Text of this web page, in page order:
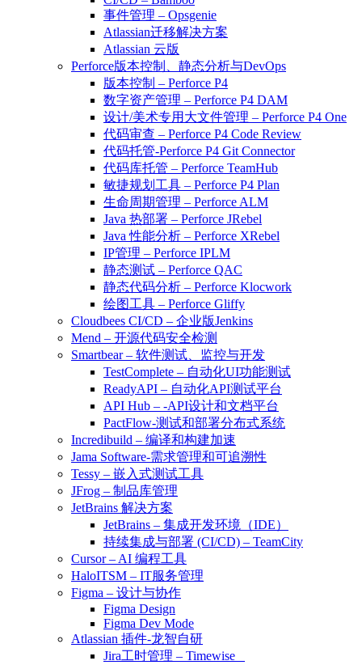
事件管理 – Opsgenie
Atlassian迁移解决方案
Atlassian 云版
Perforce版本控制、静态分析与DevOps
版本控制 – Perforce P4
数字资产管理 – Perforce P4 DAM
设计/美术专用大文件管理 – Perforce P4 One
代码审查 – Perforce P4 Code Review
代码托管-Perforce P4 Git Connector
代码库托管 – Perforce TeamHub
敏捷规划工具 – Perforce P4 Plan
生命周期管理 – Perforce ALM
Java 热部署 – Perforce JRebel
Java 性能分析 – Perforce XRebel
IP管理 – Perforce IPLM
静态测试 – Perforce QAC
静态代码分析 – Perforce Klocwork
绘图工具 – Perforce Gliffy
Cloudbees CI/CD – 企业版Jenkins
Mend – 开源代码安全检测
Smartbear – 软件测试、监控与开发
TestComplete – 自动化UI功能测试
ReadyAPI – 自动化API测试平台
API Hub – -API设计和文档平台
PactFlow-测试和部署分布式系统
Incredibuild – 编译和构建加速
Jama Software-需求管理和可追溯性
Tessy – 嵌入式测试工具
JFrog – 制品库管理
JetBrains 解决方案
JetBrains – 集成开发环境（IDE）
持续集成与部署 (CI/CD) – TeamCity
Cursor – AI 编程工具
HaloITSM – IT服务管理
Figma – 设计与协作
Figma Design
Figma Dev Mode
Atlassian 插件-龙智自研
Jira工时管理 – Timewise